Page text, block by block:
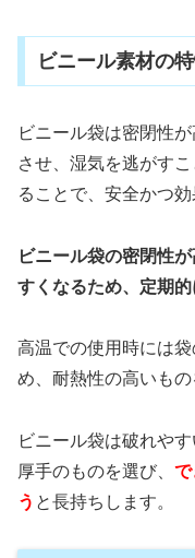
ビニール素材の
ビニール袋は密閉性
させ、湿気を逃がす
ることで、安全かつ
ビニール袋の密閉性
すくなるため、定期
高温での使用時には
め、耐熱性の高いもの
ビニール袋は破れや
厚手のものを選び、 で
う と長持ちします。